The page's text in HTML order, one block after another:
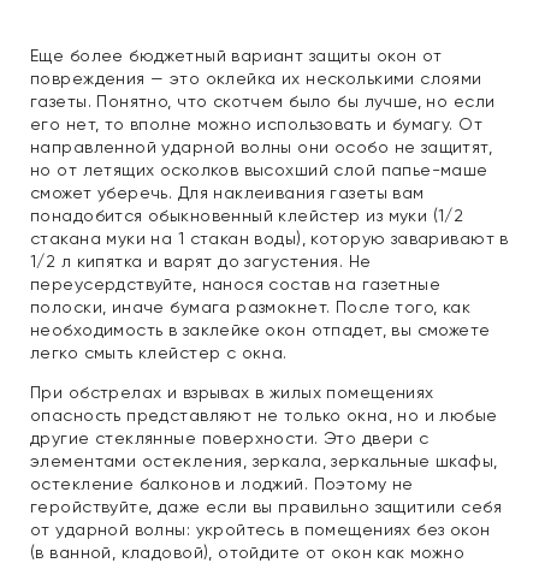
Еще более бюджетный вариант защиты окон от
повреждения — это оклейка их несколькими слоями
газеты. Понятно, что скотчем было бы лучше, но если
его нет, то вполне можно использовать и бумагу. От
направленной ударной волны они особо не защитят,
но от летящих осколков высохший слой папье-маше
сможет уберечь. Для наклеивания газеты вам
понадобится обыкновенный клейстер из муки (1/2
стакана муки на 1 стакан воды), которую заваривают в
1/2 л кипятка и варят до загустения. Не
переусердствуйте, нанося состав на газетные
полоски, иначе бумага размокнет. После того, как
необходимость в заклейке окон отпадет, вы сможете
легко смыть клейстер с окна.
При обстрелах и взрывах в жилых помещениях
опасность представляют не только окна, но и любые
другие стеклянные поверхности. Это двери с
элементами остекления, зеркала, зеркальные шкафы,
остекление балконов и лоджий. Поэтому не
геройствуйте, даже если вы правильно защитили себя
от ударной волны: укройтесь в помещениях без окон
(в ванной, кладовой), отойдите от окон как можно